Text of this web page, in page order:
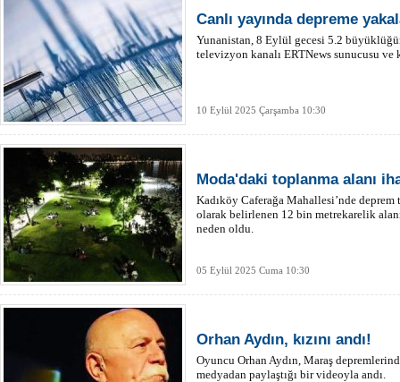
Canlı yayında depreme
Yunanistan, 8 Eylül gecesi 5.2
televizyon kanalı ERTNews sunucusu ve
10 Eylül 2025 Çarşamba 10:30
Moda'daki toplanma alanı
Kadıköy Caferağa Mahallesi’nde
olarak belirlenen 12 bin metrekarelik
neden oldu.
05 Eylül 2025 Cuma 10:30
Orhan Aydın, kızını andı!
Oyuncu Orhan Aydın, Maraş
medyadan paylaştığı bir videoyla andı.